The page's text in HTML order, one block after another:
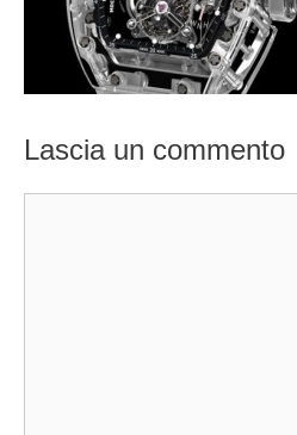
Lascia un commento